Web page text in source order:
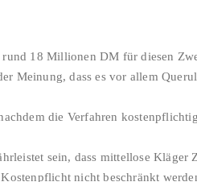
18 Millionen DM für diesen
Meinung, dass es vor allem
die Verfahren
sein, dass mittellose Kläger
nicht beschränkt